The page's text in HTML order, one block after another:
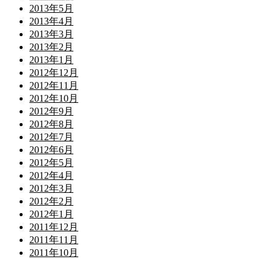
2013年5月
2013年4月
2013年3月
2013年2月
2013年1月
2012年12月
2012年11月
2012年10月
2012年9月
2012年8月
2012年7月
2012年6月
2012年5月
2012年4月
2012年3月
2012年2月
2012年1月
2011年12月
2011年11月
2011年10月